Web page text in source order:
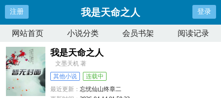
注册 我是天命之人 登录
网站首页 小说分类 会员书架 阅读记录
我是天命之人
文墨天机 著
其他小说
连载中
最近更新：忘忧仙山终章二